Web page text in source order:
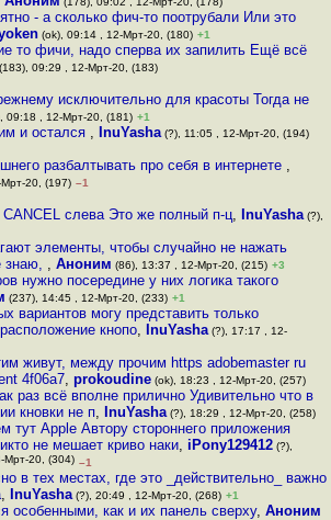
- а сколько фич-то поотрубали Или это
(ok), 09:14 , 12-Мрт-20, (180) +1
то фичи, надо сперва их запилить Ещё всё
(183), 09:29 , 12-Мрт-20, (183)
исключительно для красоты Тогда не
09:18 , 12-Мрт-20, (181) +1
и остался , InuYasha (?), 11:05 , 12-Мрт-20, (194)
разбалтывать про себя в интернете ,
20, (197) –1
CANCEL слева Это же полный п-ц, InuYasha (?),
элементы, чтобы случайно не нажать
знаю, , Аноним (86), 13:37 , 12-Мрт-20, (215) +3
нужно посередине у них логика такого
(237), 14:45 , 12-Мрт-20, (233) +1
вариантов могу представить только
кнопо, InuYasha (?), 17:17 , 12-
живут, между прочим https adobemaster ru
4f06a7, prokoudine(ok), 18:23 , 12-Мрт-20, (257)
раз всё вполне прилично Удивительно что в
кновки не п, InuYasha(?), 18:29 , 12-Мрт-20, (258)
тут Apple Автору стороннего приложения
не мешает криво наки, iPony129412 (?),
Мрт-20, (304) –1
в тех местах, где это _действительно_ важно
, InuYasha(?), 20:49 , 12-Мрт-20, (268) +1
особенными, как и их панель сверху, Аноним